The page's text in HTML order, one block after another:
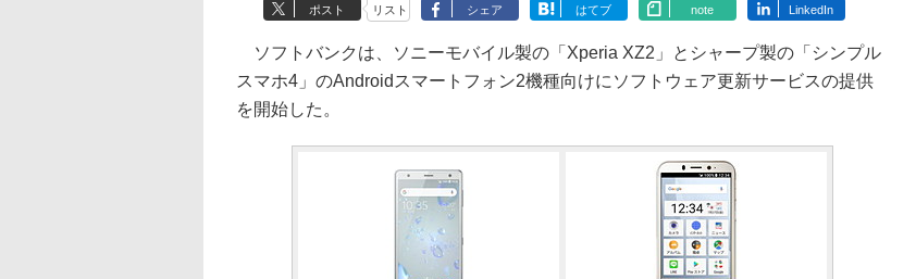
ポスト リスト シェア はてブ note LinkedIn
ソフトバンクは、ソニーモバイル製の「Xperia XZ2」とシャープ製の「シンプル
スマホ4」のAndroidスマートフォン2機種向けにソフトウェア更新サービスの提供
を開始した。